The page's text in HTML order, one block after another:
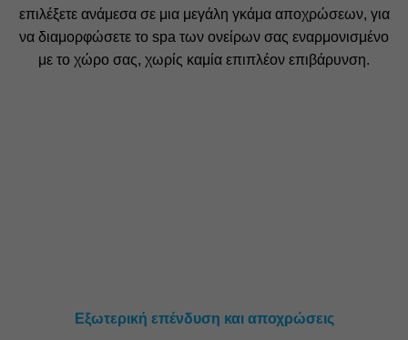
επιλέξετε ανάμεσα σε μια μεγάλη γκάμα αποχρώσεων, για
να διαμορφώσετε το spa των ονείρων σας εναρμονισμένο
με το χώρο σας, χωρίς καμία επιπλέον επιβάρυνση.
Εξωτερική επένδυση και αποχρώσεις